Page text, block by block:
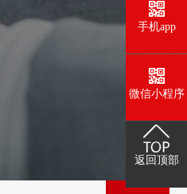
手机app
微信小程序
返回顶部